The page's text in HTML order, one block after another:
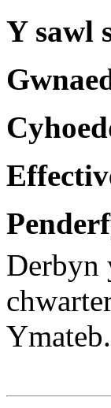
Y sawl
Derbyn
Ymateb.